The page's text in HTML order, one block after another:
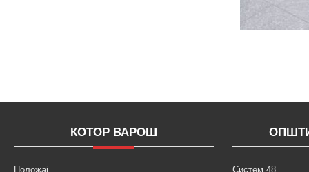
КОТОР ВАРОШ
Положај Систем 48